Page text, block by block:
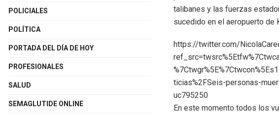
talibanes y las fuerzas
sucedido en el aeropuerto de
https://twitter.com/
ticias%2FSeis-personas-
uc795250
En este momento todos los
POLICIALES
POLÍTICA
PORTADA DEL DÍA DE HOY
PROFESIONALES
SALUD
SEMAGLUTIDE ONLINE